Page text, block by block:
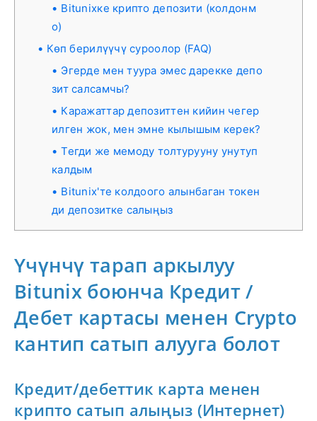
Bitunixке крипто депозити (колдонм
о)
Көп берилүүчү суроолор (FAQ)
Эгерде мен туура эмес дарекке депо
зит салсамчы?
Каражаттар депозиттен кийин чегер
илген жок, мен эмне кылышым керек?
Тегди же мемоду толтурууну унутуп
калдым
Bitunix'те колдоого алынбаган токен
ди депозитке салыңыз
Үчүнчү тарап аркылуу
Bitunix боюнча Кредит /
Дебет картасы менен Crypto
кантип сатып алууга болот
Кредит/дебеттик карта менен
крипто сатып алыңыз (Интернет)